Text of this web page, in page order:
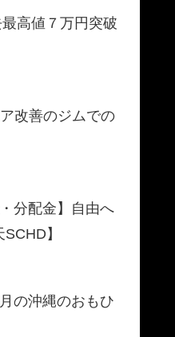
最高値７万円突破
改善のジムでの
分配金】自由へ
】
の沖縄のおもひ